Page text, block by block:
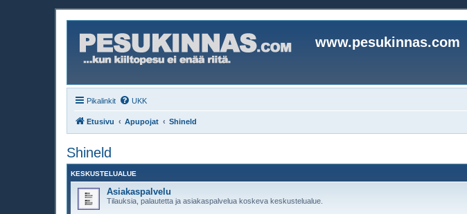
www.pesukinnas.com
Pikalinkit UKK
Etusivu Apupojat Shineld
Shineld
KESKUSTELUALUE
Asiakaspalvelu
Tilauksia, palautetta ja asiakaspalvelua koskeva keskustelualue.